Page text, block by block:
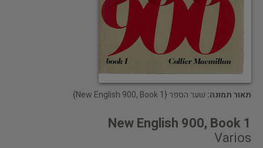
תאור תמונה: שער הספר {New English 900, Book 1}
New English 900, Book 1
Varios